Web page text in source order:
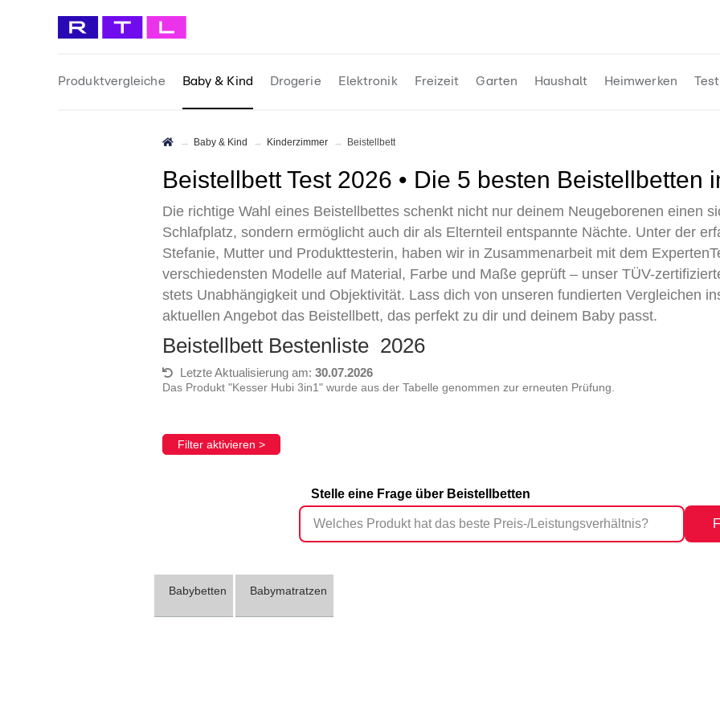
Produktvergleiche Baby & Kind Drogerie Elektronik Freizeit Garten Haushalt Heimwerken
Baby & Kind Kinderzimmer Beistellbett
Beistellbett Test 2026 • Die 5 besten Beistellbetten
Die richtige Wahl eines Beistellbettes schenkt nicht nur deinem Neugeborenen einen
Schlafplatz, sondern ermöglicht auch dir als Elternteil entspannte Nächte. Unter der
Stefanie, Mutter und Produkttesterin, haben wir in Zusammenarbeit mit dem
verschiedensten Modelle auf Material, Farbe und Maße geprüft – unser TÜV-
stets Unabhängigkeit und Objektivität. Lass dich von unseren fundierten Vergleichen
aktuellen Angebot das Beistellbett, das perfekt zu dir und deinem Baby passt.
Beistellbett Bestenliste 2026
Letzte Aktualisierung am: 30.07.2026
Das Produkt "Kesser Hubi 3in1" wurde aus der Tabelle genommen zur erneuten Prüfung.
Filter aktivieren >
Stelle eine Frage über Beistellbetten
Babybetten Babymatratzen